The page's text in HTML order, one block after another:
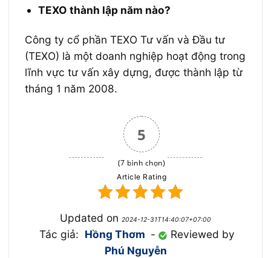
TEXO thành lập năm nào?
Công ty cổ phần TEXO Tư vấn và Đầu tư
(TEXO) là một doanh nghiệp hoạt động trong
lĩnh vực tư vấn xây dựng, được thành lập từ
tháng 1 năm 2008.
5
(7 bình chọn)
Article Rating
Updated on 2024-12-31T14:40:07+07:00
Tác giả: Hồng Thơm -
Reviewed by
Phú Nguyễn